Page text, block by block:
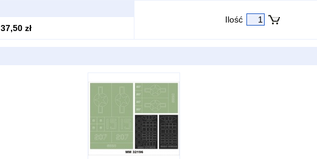
Ilość
37,50 zł